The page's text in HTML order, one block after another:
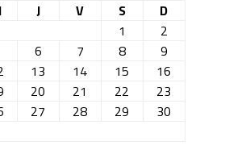
J V S
D
1
2
6 7 8
9
13 14 15
16
20 21 22
23
27 28 29
30